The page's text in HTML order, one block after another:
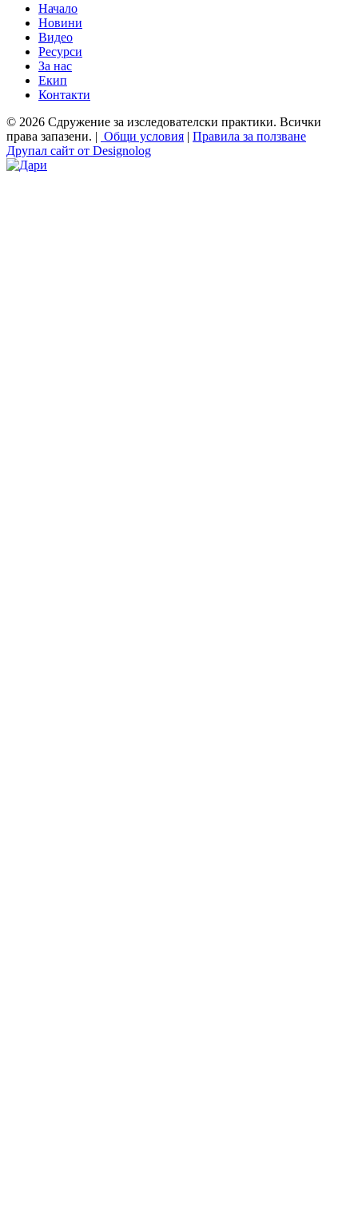
Начало
Новини
Видео
Ресурси
За нас
Екип
Контакти
© 2026 Сдружение за изследователски практики. Всички
права запазени. | Общи условия | Правила за ползване
Друпал сайт от Designolog